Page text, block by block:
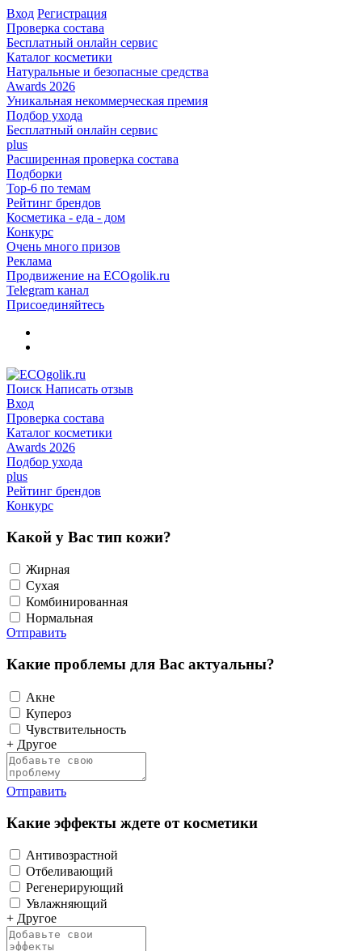
Вход Регистрация
Проверка состава
Бесплатный онлайн сервис
Каталог косметики
Натуральные и безопасные средства
Awards 2026
Уникальная некоммерческая премия
Подбор ухода
Бесплатный онлайн сервис
plus
Расширенная проверка состава
Подборки
Top-6 по темам
Рейтинг брендов
Косметика - еда - дом
Конкурс
Очень много призов
Реклама
Продвижение на ECOgolik.ru
Telegram канал
Присоединяйтесь
Поиск Написать отзыв
Вход
Проверка состава
Каталог косметики
Awards 2026
Подбор ухода
plus
Рейтинг брендов
Конкурс
Какой у Вас тип кожи?
Жирная
Сухая
Комбинированная
Нормальная
Отправить
Какие проблемы для Вас актуальны?
Акне
Купероз
Чувствительность
+ Другое
Отправить
Какие эффекты ждете от косметики
Антивозрастной
Отбеливающий
Регенерирующий
Увлажняющий
+ Другое